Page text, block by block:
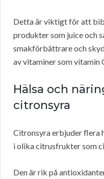
Detta är viktigt för att
produkter som juice och
smakförbättrare och
av vitaminer som vitamin
Hälsa och
citronsyra
Citronsyra erbjuder flera
i olika citrusfrukter som
Den är rik på